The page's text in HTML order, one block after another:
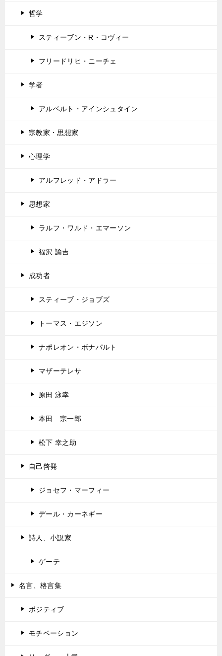
哲学
スティーブン・R・コヴィー
フリードリヒ・ニーチェ
学者
アルベルト・アインシュタイン
宗教家・思想家
心理学
アルフレッド・アドラー
思想家
ラルフ・ワルド・エマーソン
福沢 諭吉
成功者
スティーブ・ジョブズ
トーマス・エジソン
ナポレオン・ボナパルト
マザーテレサ
原田 泳幸
本田 宗一郎
松下 幸之助
自己啓発
ジョセフ・マーフィー
デール・カーネギー
詩人、小説家
ゲーテ
名言、格言集
ポジティブ
モチベーション